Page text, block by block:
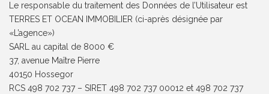
Le responsable du traitement des Données de l’Utilisateur est
TERRES ET OCEAN IMMOBILIER (ci-après désignée par
«L’agence»)
SARL au capital de 8000 €
37, avenue Maître Pierre
40150 Hossegor
RCS 498 702 737 – SIRET 498 702 737 00012 et 498 702 737